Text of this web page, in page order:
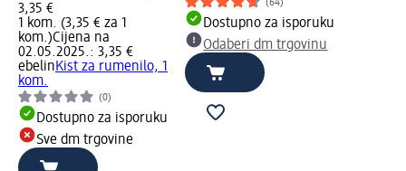
3,35 €
1 kom. (3,35 € za 1
kom.)Cijena na
02.05.2025.: 3,35 €
ebelinKist za rumenilo, 1
kom.
(0)
Dostupno za isporuku
Sve dm trgovine
(64)
Dostupno za isporuku
Odaberi dm trgovinu